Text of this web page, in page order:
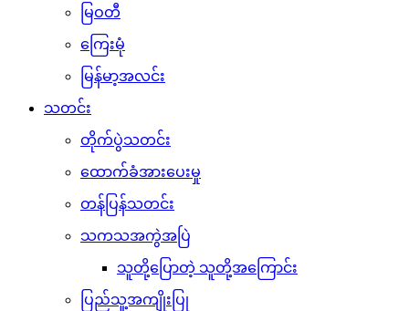
မြဝတီ
ကြေးမုံ
မြန်မာ့အလင်း
သတင်း
တိုက်ပွဲသတင်း
ထောက်ခံအားပေးမှု
တန်ပြန်သတင်း
သကသအကွဲအပြဲ
သူတို့ပြောတဲ့ သူတို့အကြောင်း
ပြည်သူ့အကျိုးပြု